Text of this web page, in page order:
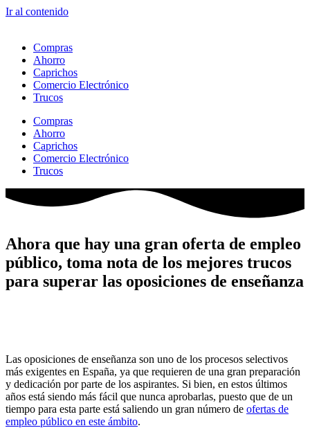
Ir al contenido
Compras
Ahorro
Caprichos
Comercio Electrónico
Trucos
Compras
Ahorro
Caprichos
Comercio Electrónico
Trucos
Ahora que hay una gran oferta de empleo
público, toma nota de los mejores trucos
para superar las oposiciones de enseñanza
Las oposiciones de enseñanza son uno de los procesos selectivos
más exigentes en España, ya que requieren de una gran preparación
y dedicación por parte de los aspirantes. Si bien, en estos últimos
años está siendo más fácil que nunca aprobarlas, puesto que de un
tiempo para esta parte está saliendo un gran número de ofertas de
empleo público en este ámbito.